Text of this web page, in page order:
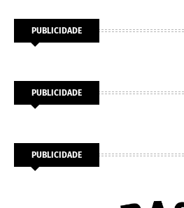
PUBLICIDADE
PUBLICIDADE
PUBLICIDADE